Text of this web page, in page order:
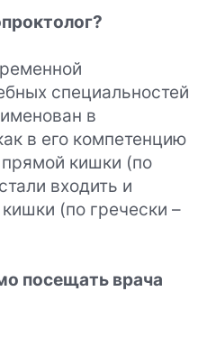
специальностей
в
в его компетенцию
кишки (по
входить и
(по гречески –
посещать врача